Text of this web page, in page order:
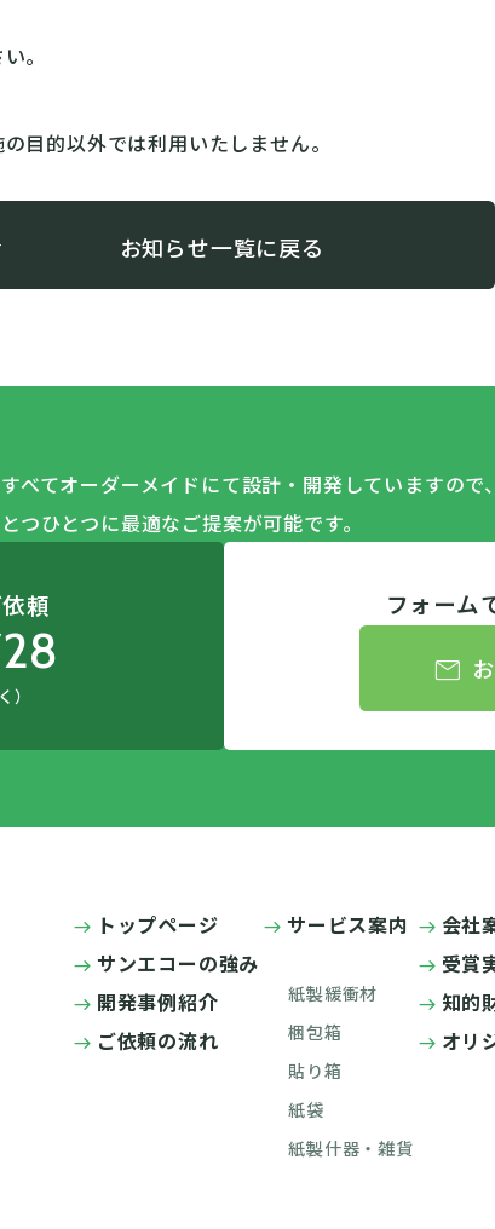
。
目的以外では利用いたしません。
お知らせ一覧に戻る
べてオーダーメイドにて設計・開発していますので
つひとつに最適なご提案が可能です。
頼 フォーム
mail
トップページ
サンエコーの強み
開発事例紹介
ご依頼の流れ
サービス案内
紙製緩衝材
梱包箱
貼り箱
紙袋
紙製什器・雑貨
会社
受賞
知的
オリ